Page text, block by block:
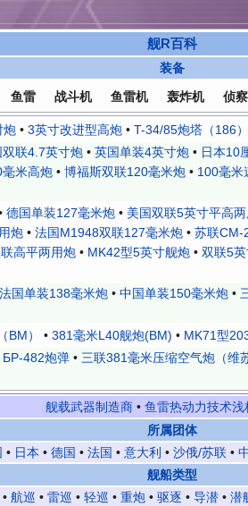
舰R百科
装备
鱼雷 战斗机 鱼雷机 轰炸机 侦
炮 • 3英寸改进型高炮 • T-34/85炮塔（186）
双联4.7英寸炮 • 英国单装4英寸炮 • 日本10
米高炮 • 博福斯双联120毫米炮 • 100毫米
德国单装127毫米炮 • 美国双联5英寸平高
炮 • 法国M1948双联127毫米炮 • 苏联СМ-
高平两用炮 • MK42型5英寸舰炮 • 双联5英
法国单装138毫米炮 • 中国单装150毫米炮 •
BM） • 381毫米L40舰炮(BM) • MK71型
БР-482炮弹 • 三联381毫米压缩空气炮（维
舰载武器制造商 • 鱼雷热动力技术浅
所属团体
• 日本 • 德国 • 法国 • 意大利 • 沙俄/苏联 •
舰船类型
• 航巡 • 雷巡 • 轻巡 • 重炮 • 驱逐 • 导潜 • 潜